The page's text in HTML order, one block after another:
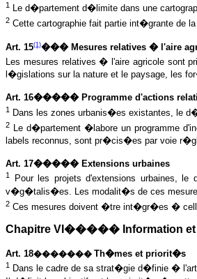
1 Le d�partement d�limite dans une
2 Cette cartographie fait partie int�grante de
Art. 15(1)��� Mesures relatives � l'aire
Les mesures relatives � l'aire agricole sont
l�gislations sur la nature et le paysage, les
Art. 16����� Programme d'actions
1 Dans les zones urbanis�es existantes, le
2 Le d�partement �labore un programme
labels reconnus, sont pr�cis�es par voie
Art. 17����� Extensions urbaines
1
Pour les projets d'extensions urbaines,
v�g�talis�es. Les modalit�s de ces
2 Ces mesures doivent �tre int�gr�es �
Chapitre VI����� Information et
Art. 18������� Th�mes et priorit�s
1
Dans le cadre de sa strat�gie d�finie �